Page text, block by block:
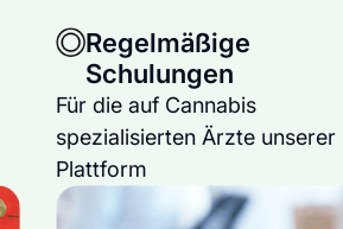
Regelmäßige
Schulungen
Für die auf Cannabis
spezialisierten Ärzte unserer
Plattform